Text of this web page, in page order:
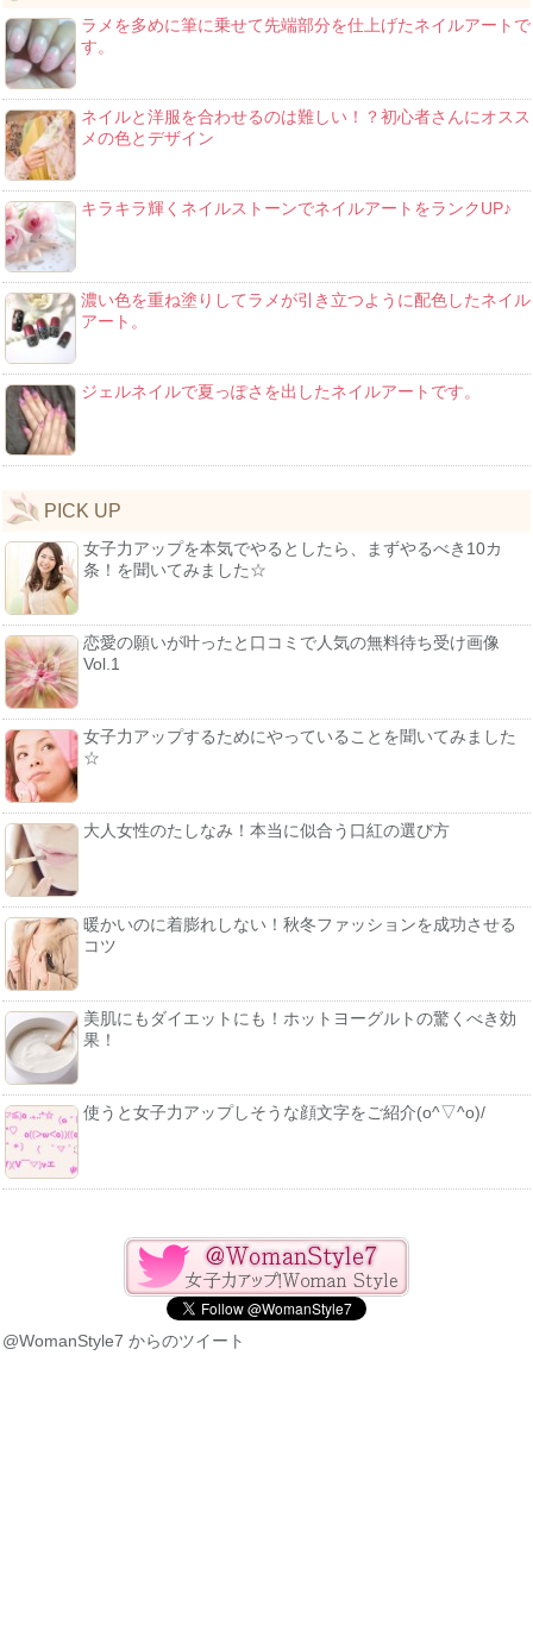
ラメを多めに筆に乗せて先端部分を仕上げたネイルアートで
す。
ネイルと洋服を合わせるのは難しい！？初心者さんにオスス
メの色とデザイン
キラキラ輝くネイルストーンでネイルアートをランクUP♪
濃い色を重ね塗りしてラメが引き立つように配色したネイル
アート。
ジェルネイルで夏っぽさを出したネイルアートです。
PICK UP
女子力アップを本気でやるとしたら、まずやるべき10カ
条！を聞いてみました☆
恋愛の願いが叶ったと口コミで人気の無料待ち受け画像
Vol.1
女子力アップするためにやっていることを聞いてみました
☆
大人女性のたしなみ！本当に似合う口紅の選び方
暖かいのに着膨れしない！秋冬ファッションを成功させる
コツ
美肌にもダイエットにも！ホットヨーグルトの驚くべき効
果！
使うと女子力アップしそうな顔文字をご紹介(o^▽^o)/
@WomanStyle7 からのツイート